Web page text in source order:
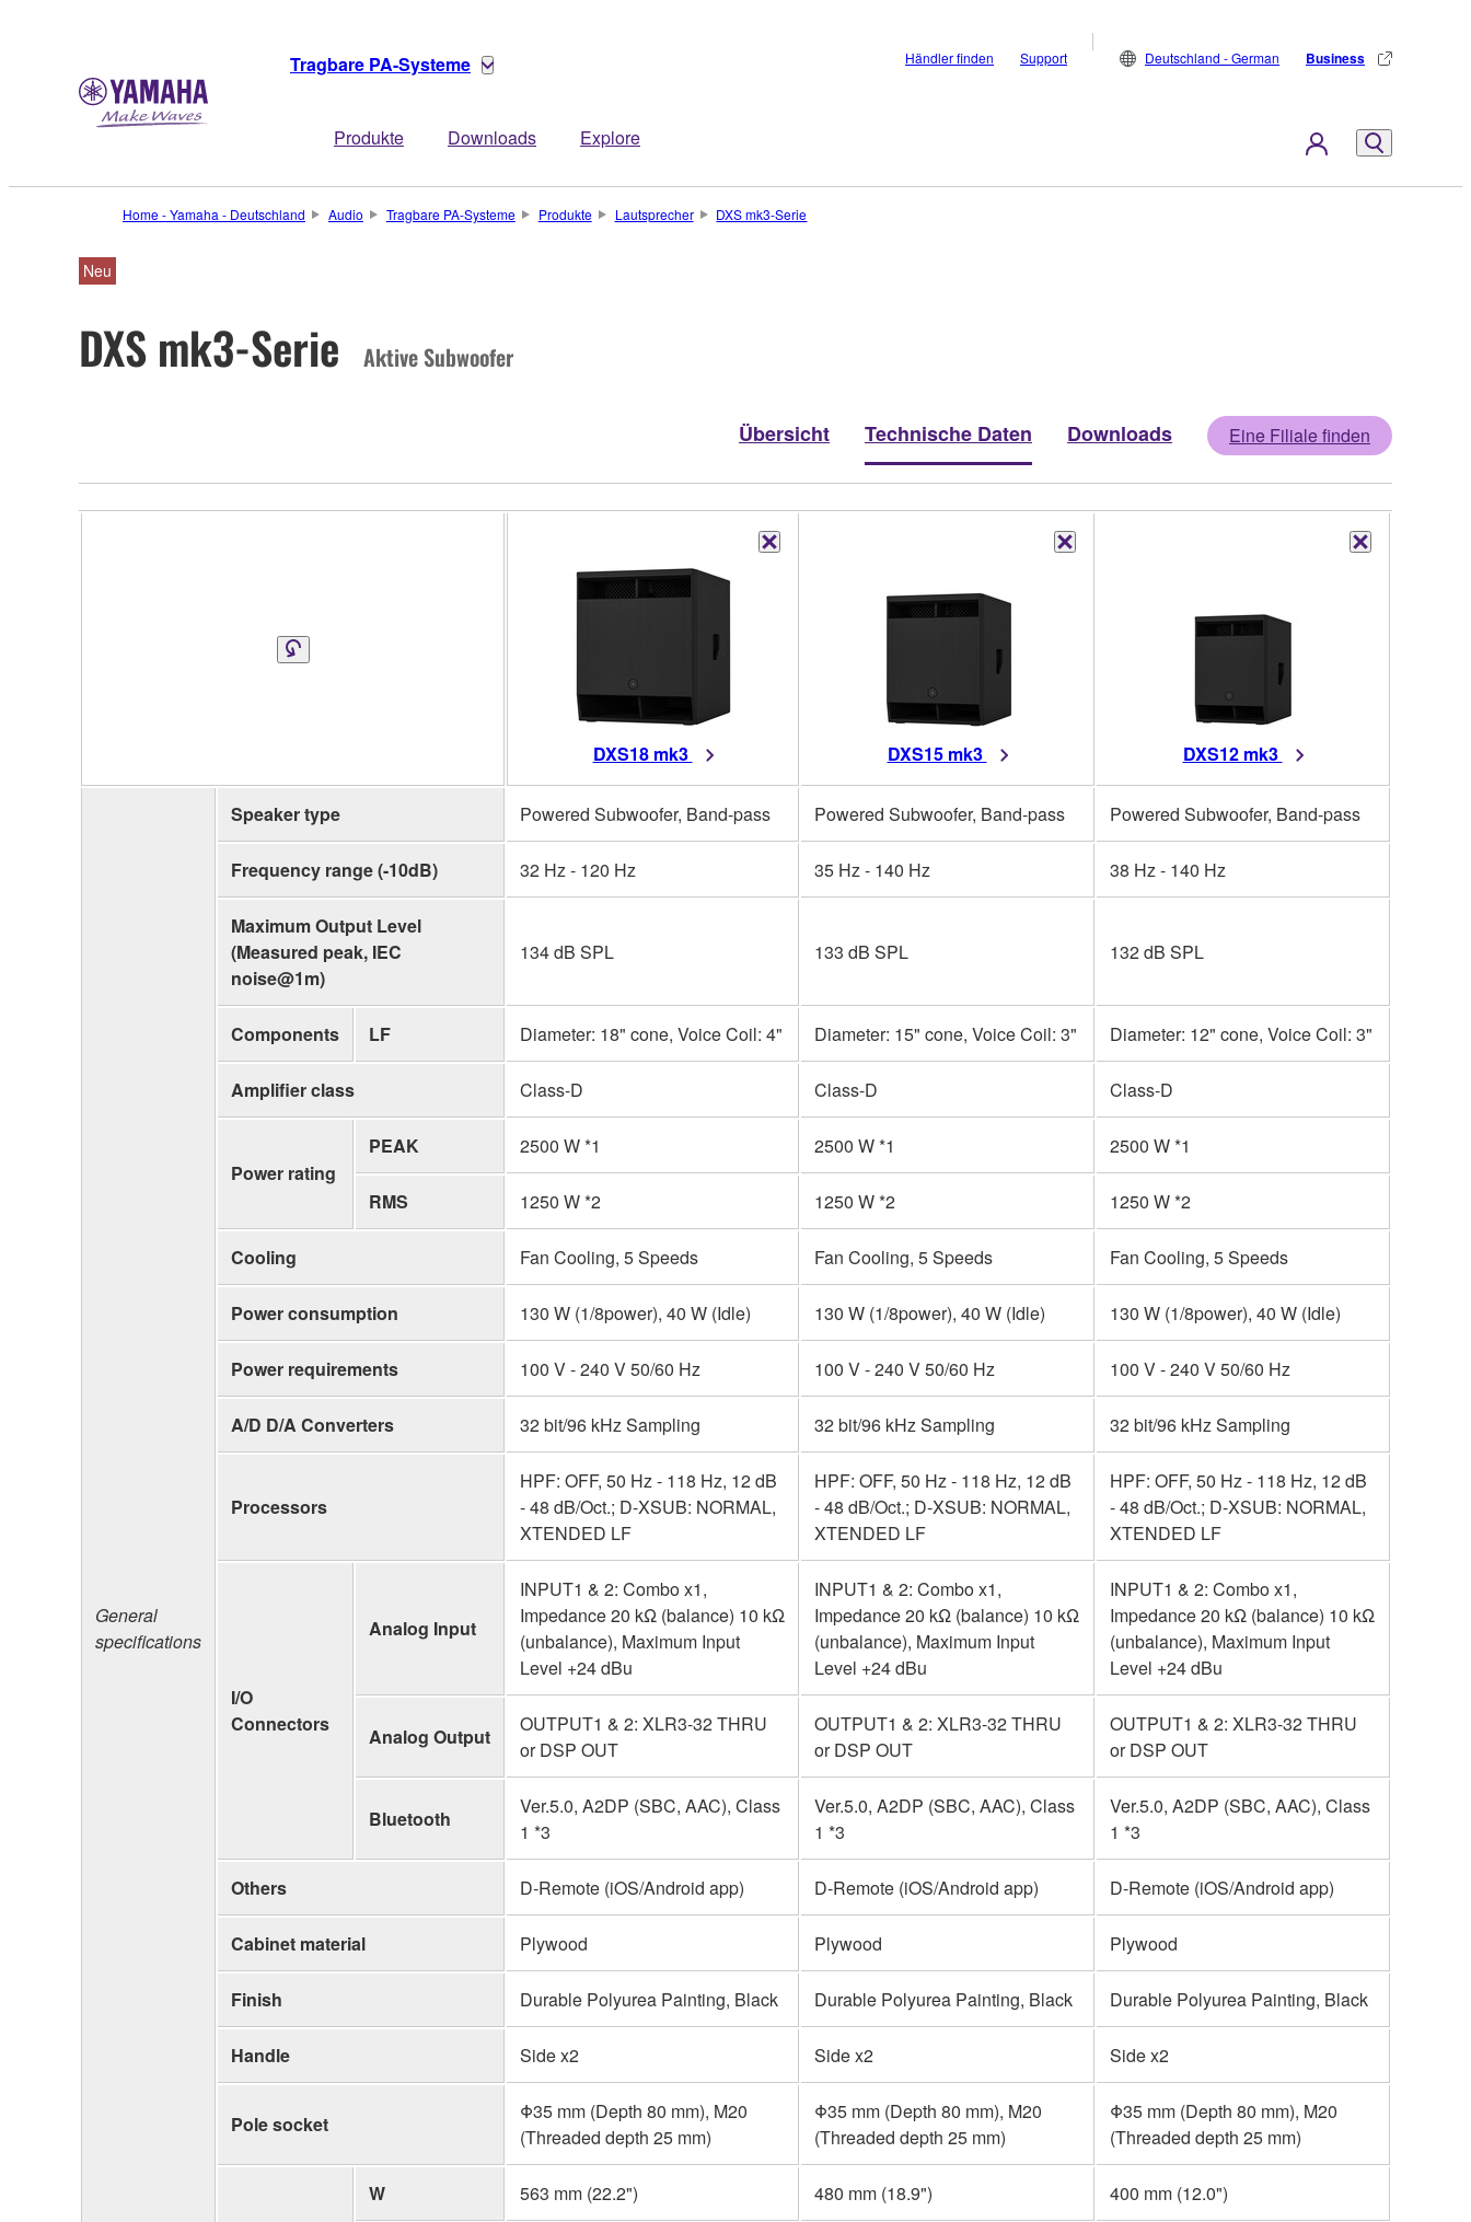
Tragbare PA-Systeme
Produkte Downloads Explore
Händler finden Support Deutschland - German Business
Home - Yamaha - Deutschland Audio Tragbare PA-Systeme Produkte Lautsprecher DXS mk3-Serie
Neu
DXS mk3-Serie Aktive Subwoofer
Übersicht Technische Daten Downloads Eine Filiale finden
DXS18 mk3 DXS15 mk3 DXS12 mk3
General
specifications
Speaker type Powered Subwoofer, Band-pass Powered Subwoofer, Band-pass Powered Subwoofer, Band-pass
Frequency range (-10dB) 32 Hz - 120 Hz 35 Hz - 140 Hz 38 Hz - 140 Hz
Maximum Output Level
(Measured peak, IEC
noise@1m)
134 dB SPL 133 dB SPL 132 dB SPL
Components LF Diameter: 18" cone, Voice Coil: 4" Diameter: 15" cone, Voice Coil: 3" Diameter: 12" cone, Voice Coil: 3"
Amplifier class Class-D Class-D Class-D
Power rating
PEAK 2500 W *1 2500 W *1 2500 W *1
RMS 1250 W *2 1250 W *2 1250 W *2
Cooling Fan Cooling, 5 Speeds Fan Cooling, 5 Speeds Fan Cooling, 5 Speeds
Power consumption 130 W (1/8power), 40 W (Idle) 130 W (1/8power), 40 W (Idle) 130 W (1/8power), 40 W (Idle)
Power requirements 100 V - 240 V 50/60 Hz 100 V - 240 V 50/60 Hz 100 V - 240 V 50/60 Hz
A/D D/A Converters 32 bit/96 kHz Sampling 32 bit/96 kHz Sampling 32 bit/96 kHz Sampling
Processors
HPF: OFF, 50 Hz - 118 Hz, 12 dB
- 48 dB/Oct.; D-XSUB: NORMAL,
XTENDED LF
HPF: OFF, 50 Hz - 118 Hz, 12 dB
- 48 dB/Oct.; D-XSUB: NORMAL,
XTENDED LF
HPF: OFF, 50 Hz - 118 Hz, 12 dB
- 48 dB/Oct.; D-XSUB: NORMAL,
XTENDED LF
I/O
Connectors
Analog Input
INPUT1 & 2: Combo x1,
Impedance 20 kΩ (balance) 10 kΩ
(unbalance), Maximum Input
Level +24 dBu
INPUT1 & 2: Combo x1,
Impedance 20 kΩ (balance) 10 kΩ
(unbalance), Maximum Input
Level +24 dBu
INPUT1 & 2: Combo x1,
Impedance 20 kΩ (balance) 10 kΩ
(unbalance), Maximum Input
Level +24 dBu
Analog Output
OUTPUT1 & 2: XLR3-32 THRU
or DSP OUT
OUTPUT1 & 2: XLR3-32 THRU
or DSP OUT
OUTPUT1 & 2: XLR3-32 THRU
or DSP OUT
Bluetooth
Ver.5.0, A2DP (SBC, AAC), Class
1 *3
Ver.5.0, A2DP (SBC, AAC), Class
1 *3
Ver.5.0, A2DP (SBC, AAC), Class
1 *3
Others D-Remote (iOS/Android app) D-Remote (iOS/Android app) D-Remote (iOS/Android app)
Cabinet material Plywood Plywood Plywood
Finish Durable Polyurea Painting, Black Durable Polyurea Painting, Black Durable Polyurea Painting, Black
Handle Side x2 Side x2 Side x2
Pole socket
Φ35 mm (Depth 80 mm), M20
(Threaded depth 25 mm)
Φ35 mm (Depth 80 mm), M20
(Threaded depth 25 mm)
Φ35 mm (Depth 80 mm), M20
(Threaded depth 25 mm)
W 563 mm (22.2") 480 mm (18.9") 400 mm (12.0")